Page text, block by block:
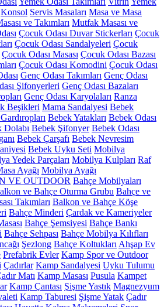
Konsol Servis Masaları Masa ve Masa
ve Takımları Mutfak Masası ve
Çocuk Odası Duvar Stickerları Çocuk
Çocuk Odası Sandalyeleri Çocuk
Çocuk Odası Masası Çocuk Odası Bazası
Çocuk Odası Komodini Çocuk Odası
Genç Odası Takımları Genç Odası
Şifonyerleri Genç Odası Bazaları
Genç Odası Karyolaları Ranza
Beşikleri Mama Sandalyesi Bebek
Bebek Yatakları Bebek Odası
Dolabı Bebek Şifonyer Bebek Odası
Bebek Çarşafı Bebek Nevresim
Bebek Uyku Seti Mobilya
Yedek Parçaları Mobilya Kulpları Raf
Ayağı Mobilya Ayağı
VE OUTDOOR Bahçe Mobilyaları
ve Bahçe Oturma Grubu Bahçe ve
Takımları Balkon ve Bahçe Köşe
Bahçe Minderi Çardak ve Kameriyeler
Bahçe Şemsiyesi Bahçe Bankı
Bahçe Sehpası Bahçe Mobilya Kılıfları
Şezlong Bahçe Koltukları Ahşap Ev
Prefabrik Evler Kamp Spor ve Outdoor
Çadırlar Kamp Sandalyesi Uyku Tulumu
Matı Kamp Masası Pusula Kampet
Kamp Çantası Şişme Yastık Magnezyum
Kamp Taburesi Şişme Yatak Çadır